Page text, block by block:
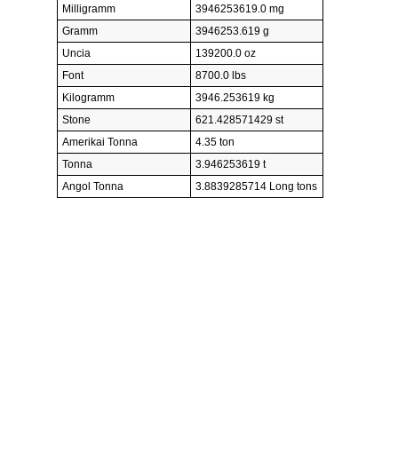
Milligramm
3946253619.0 mg
Gramm
3946253.619 g
Uncia
139200.0 oz
Font
8700.0 lbs
Kilogramm
3946.253619 kg
Stone
621.428571429 st
Amerikai Tonna
4.35 ton
Tonna
3.946253619 t
Angol Tonna
3.8839285714 Long tons